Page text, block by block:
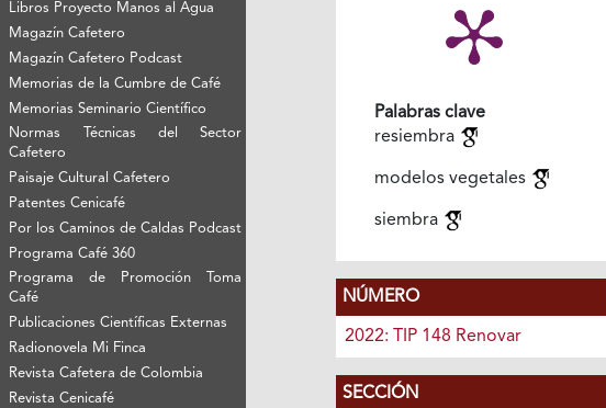
Libros Proyecto Manos al Agua
Magazín Cafetero
Magazín Cafetero Podcast
Memorias de la Cumbre de Café
Memorias Seminario Científico
Normas Técnicas del Sector
Cafetero
Paisaje Cultural Cafetero
Patentes Cenicafé
Por los Caminos de Caldas Podcast
Programa Café 360
Programa de Promoción Toma
Café
Publicaciones Científicas Externas
Radionovela Mi Finca
Revista Cafetera de Colombia
Revista Cenicafé
Palabras clave
resiembra
modelos vegetales
siembra
NÚMERO
2022: TIP 148 Renovar
SECCIÓN